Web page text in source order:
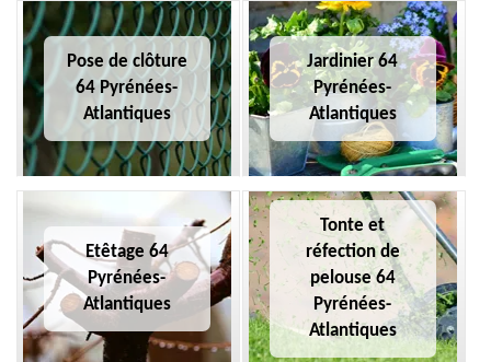
Pose de clôture
64 Pyrénées-
Atlantiques
Jardinier 64
Pyrénées-
Atlantiques
Etêtage 64
Pyrénées-
Atlantiques
Tonte et
réfection de
pelouse 64
Pyrénées-
Atlantiques